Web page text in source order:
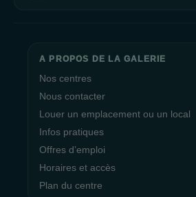
A PROPOS DE LA GALERIE
Nos centres
Nous contacter
Louer un emplacement ou un local
Infos pratiques
Offres d’emploi
Horaires et accès
Plan du centre